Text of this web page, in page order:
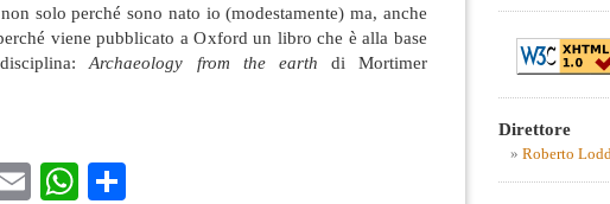
solo perché sono nato io (modestamente) ma, anche
viene pubblicato a Oxford un libro che è alla base
Archaeology from the earth di Mortimer
EmailWhatsApp
Direttore
Roberto